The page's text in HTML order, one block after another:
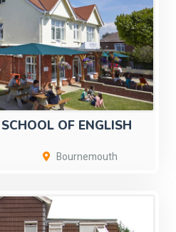
OF ENGLISH
Bournemouth